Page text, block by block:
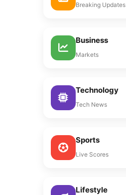
Breaking Updates
Business
Markets
Technology
Tech News
Sports
Live Scores
Lifestyle